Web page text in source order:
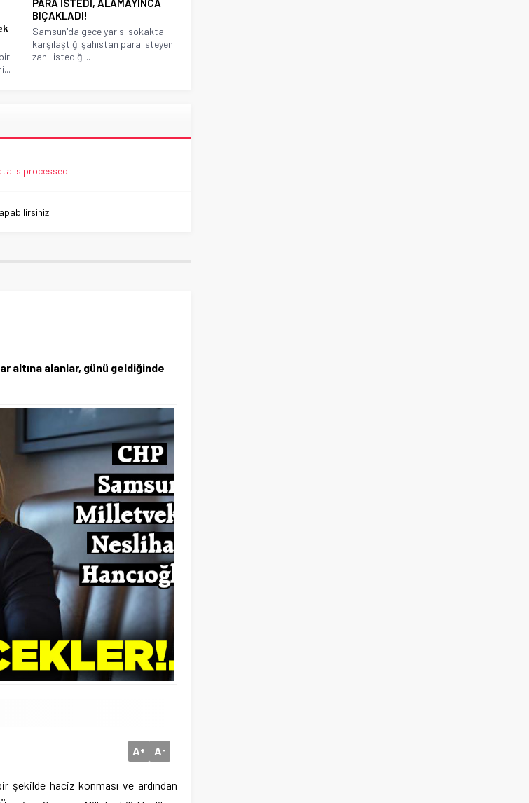
BIÇAKLADI!
Samsun'da gece yarısı sokakta
karşılaştığı şahıstan para isteyen
zanlı istediği...
is processed.
altına alanlar, günü geldiğinde
A+ A-
şekilde haciz konması ve ardından